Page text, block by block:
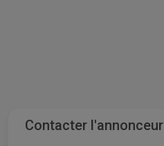
Contacter l'annonceur